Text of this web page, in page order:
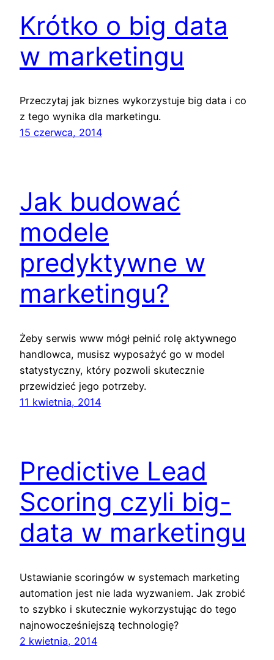
Krótko o big data
w marketingu
Przeczytaj jak biznes wykorzystuje big data i co
z tego wynika dla marketingu.
15 czerwca, 2014
Jak budować
modele
predyktywne w
marketingu?
Żeby serwis www mógł pełnić rolę aktywnego
handlowca, musisz wyposażyć go w model
statystyczny, który pozwoli skutecznie
przewidzieć jego potrzeby.
11 kwietnia, 2014
Predictive Lead
Scoring czyli big-
data w marketingu
Ustawianie scoringów w systemach marketing
automation jest nie lada wyzwaniem. Jak zrobić
to szybko i skutecznie wykorzystując do tego
najnowocześniejszą technologię?
2 kwietnia, 2014